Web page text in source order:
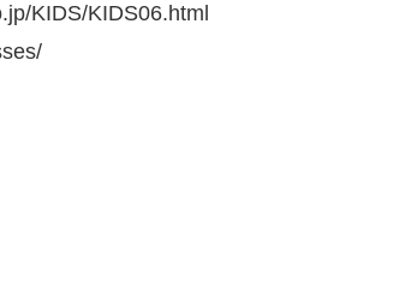
KIDS/KIDS06.html